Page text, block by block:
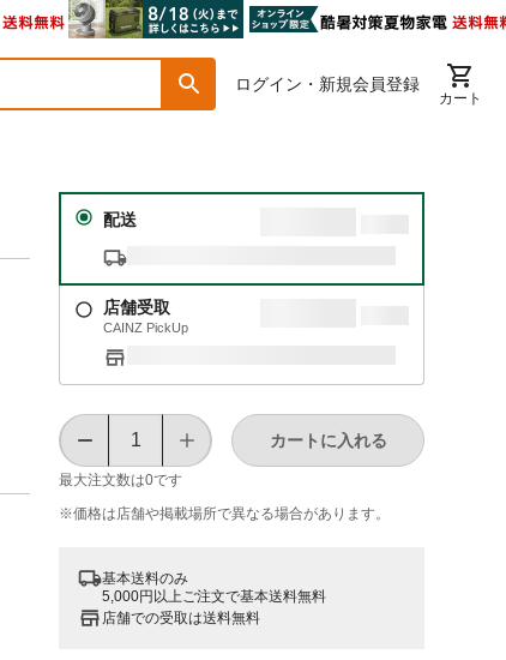
ログイン・新規会員登録
カート
配送
店舗受取
CAINZ PickUp
最大注文数は0です
カートに入れる
※価格は​店舗や​掲載場所で​異なる​場合が​あります。
基本送料のみ
5,000円以上ご注文で基本送料無料
店舗での受取は送料無料